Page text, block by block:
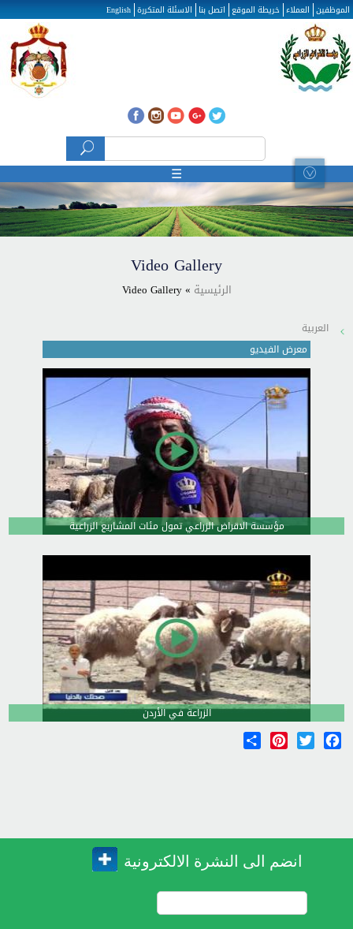
تجاوز إلى المحتوى الرئيسي
الموظفين العملاء خريطة الموقع اتصل بنا الاسئلة المتكررة English
☰
Video Gallery
الرئيسية » Video Gallery
العربية
معرض الفيديو
مؤسسة الاقراض الزراعي تمول مئات المشاريع الزراعية
الزراعة في الأردن
Facebook
Twitter
Pinterest
انضم الى النشرة الالكترونية